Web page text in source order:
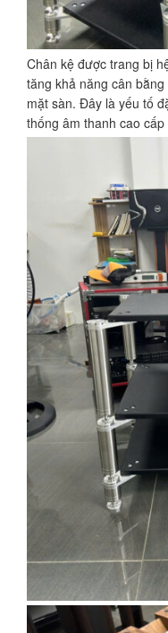
Chân kệ được trang bị
tăng khả năng cân
mặt sàn. Đây là yếu tố
thống âm thanh cao